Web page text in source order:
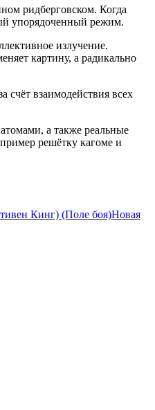
ридберговском. Когда
упорядоченный режим.
излучение.
картину, а радикально
счёт взаимодействия всех
а также реальные
решётку кагоме и
Кинг) (Поле боя)Новая